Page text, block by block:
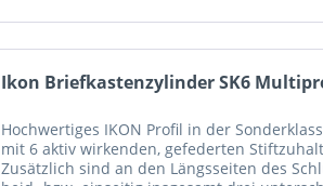
Ikon Briefkastenzylinder SK6
Hochwertiges IKON Profil in der
mit 6 aktiv wirkenden, gefederten
Zusätzlich sind an den Längsseiten des